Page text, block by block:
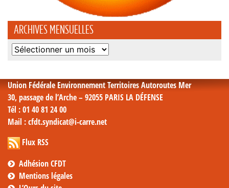
ARCHIVES MENSUELLES
Archives
Union Fédérale Environnement Territoires Autoroutes Mer
30, passage de l’Arche – 92055 PARIS LA DÉFENSE
Tél : 01 40 81 24 00
Mail : cfdt.syndicat@i-carre.net
Flux RSS
Adhésion CFDT
Mentions légales